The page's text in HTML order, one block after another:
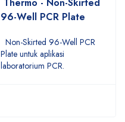
96-Well PCR Plate
Non-Skirted 96-Well PCR
Plate untuk aplikasi
laboratorium PCR.